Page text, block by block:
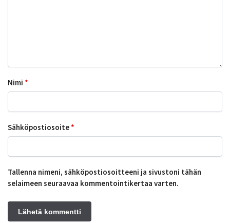
Nimi *
Sähköpostiosoite*
Tallenna nimeni, sähköpostiosoitteeni ja sivustoni tähän
selaimeen seuraavaa kommentointikertaa varten.